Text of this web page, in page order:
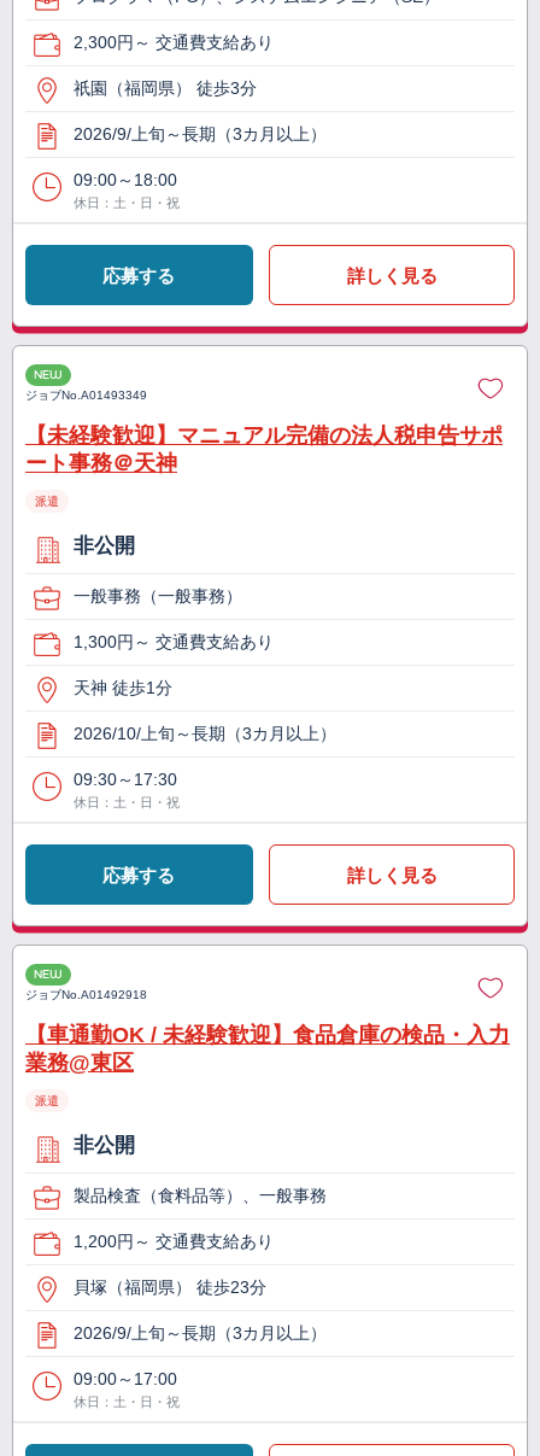
2,300円～ 交通費支給あり
祇園（福岡県） 徒歩3分
2026/9/上旬～長期（3カ月以上）
09:00～18:00
休日：土・日・祝
応募する 詳しく見る
NEW
ジョブNo.A01493349
【未経験歓迎】マニュアル完備の法人税申告サポ
ート事務＠天神
派遣
非公開
一般事務（一般事務）
1,300円～ 交通費支給あり
天神 徒歩1分
2026/10/上旬～長期（3カ月以上）
09:30～17:30
休日：土・日・祝
応募する 詳しく見る
NEW
ジョブNo.A01492918
【車通勤OK / 未経験歓迎】食品倉庫の検品・入力
業務@東区
派遣
非公開
製品検査（食料品等）、一般事務
1,200円～ 交通費支給あり
貝塚（福岡県） 徒歩23分
2026/9/上旬～長期（3カ月以上）
09:00～17:00
休日：土・日・祝